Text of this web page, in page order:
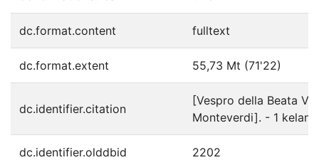
dc.format.content fulltext
dc.format.extent 55,73 Mt (71'22)
dc.identifier.citation
[Vespro della Beata
Monteverdi]. - 1
dc.identifier.olddbid 2202